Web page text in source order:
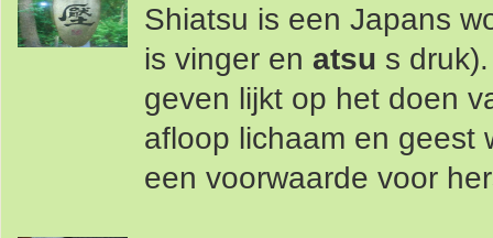
Shiatsu is een Japans
is vinger en atsu s
geven lijkt op het doen
afloop lichaam en geest
een voorwaarde voor